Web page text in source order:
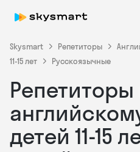
Skysmart Репетиторы
11-15 лет
Русскоязычные
Репетиторы
детей 11-15